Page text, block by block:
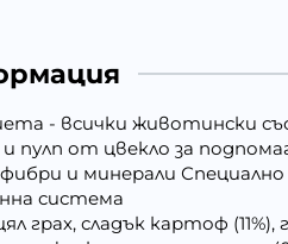
- всички животински
пулп от цвекло за
и минерали Специално
система
грах, сладък картоф